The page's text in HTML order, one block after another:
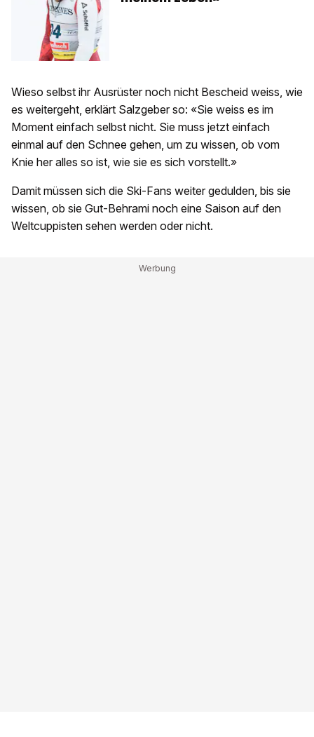
Wieso selbst ihr Ausrüster noch nicht Bescheid weiss, wie
es weitergeht, erklärt Salzgeber so: «Sie weiss es im
Moment einfach selbst nicht. Sie muss jetzt einfach
einmal auf den Schnee gehen, um zu wissen, ob vom
Knie her alles so ist, wie sie es sich vorstellt.»
Damit müssen sich die Ski-Fans weiter gedulden, bis sie
wissen, ob sie Gut-Behrami noch eine Saison auf den
Weltcuppisten sehen werden oder nicht.